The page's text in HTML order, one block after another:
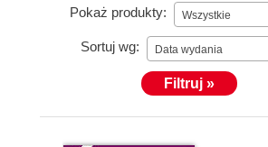
Pokaż produkty: Wszystkie
Sortuj wg: Data wydania
Filtruj »